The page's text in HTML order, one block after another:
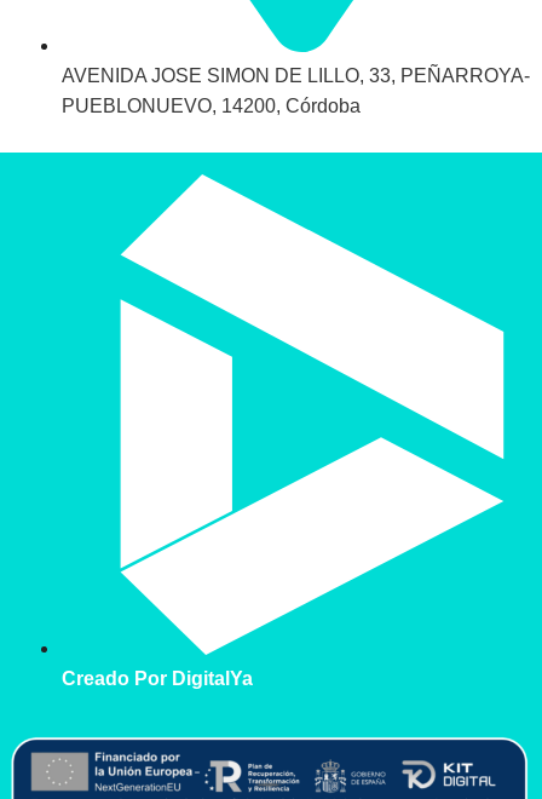
AVENIDA JOSE SIMON DE LILLO, 33, PEÑARROYA-
PUEBLONUEVO, 14200, Córdoba
Creado Por DigitalYa